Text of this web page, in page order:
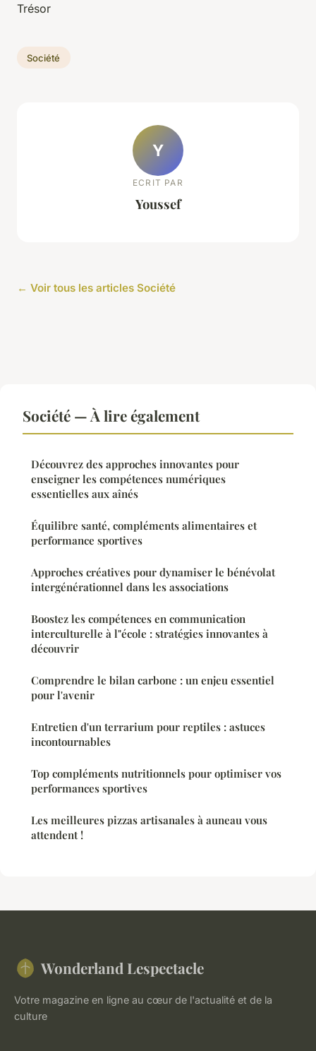
Trésor
Société
Y
ECRIT PAR
Youssef
← Voir tous les articles Société
Société — À lire également
Découvrez des approches innovantes pour
enseigner les compétences numériques
essentielles aux aînés
Équilibre santé, compléments alimentaires et
performance sportives
Approches créatives pour dynamiser le bénévolat
intergénérationnel dans les associations
Boostez les compétences en communication
interculturelle à l"école : stratégies innovantes à
découvrir
Comprendre le bilan carbone : un enjeu essentiel
pour l'avenir
Entretien d'un terrarium pour reptiles : astuces
incontournables
Top compléments nutritionnels pour optimiser vos
performances sportives
Les meilleures pizzas artisanales à auneau vous
attendent !
Wonderland Lespectacle
Votre magazine en ligne au cœur de l'actualité et de la
culture